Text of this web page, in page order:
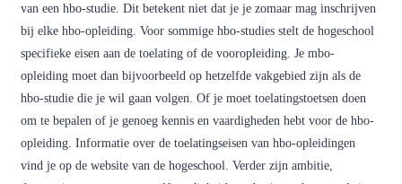
van een hbo-studie. Dit betekent niet dat je je zomaar mag inschrijven
bij elke hbo-opleiding. Voor sommige hbo-studies stelt de hogeschool
specifieke eisen aan de toelating of de vooropleiding. Je mbo-
opleiding moet dan bijvoorbeeld op hetzelfde vakgebied zijn als de
hbo-studie die je wil gaan volgen. Of je moet toelatingstoetsen doen
om te bepalen of je genoeg kennis en vaardigheden hebt voor de hbo-
opleiding. Informatie over de toelatingseisen van hbo-opleidingen
vind je op de website van de hogeschool. Verder zijn ambitie,